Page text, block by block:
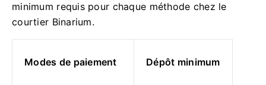
minimum requis pour chaque méthode chez le
courtier Binarium.
Modes de paiement Dépôt minimum